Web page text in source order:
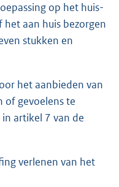
op het huis-
aan huis bezorgen
stukken en
het aanbieden van
of gevoelens te
artikel 7 van de
verlenen van het